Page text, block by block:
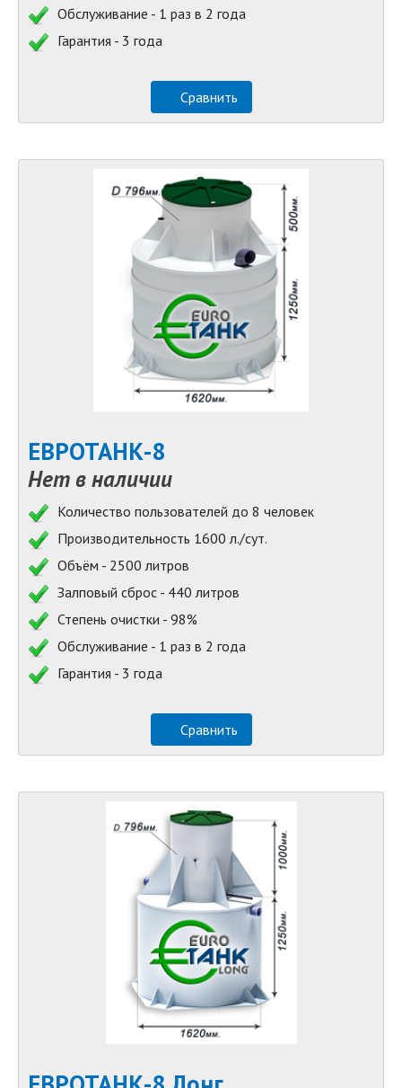
Обслуживание - 1 раз в 2 года
Гарантия - 3 года
Сравнить
ЕВРОТАНК-8
Нет в наличии
Количество пользователей до 8 человек
Производительность 1600 л./сут.
Объём - 2500 литров
Залповый сброс - 440 литров
Степень очистки - 98%
Обслуживание - 1 раз в 2 года
Гарантия - 3 года
Сравнить